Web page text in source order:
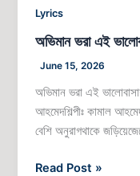
Lyrics
অভিমান ভরা এই
June 15, 2026
অভিমান ভরা এই
আহমেদশিল্পীঃ কামাল
বেশি অনুরাগথাকে
Read Post »